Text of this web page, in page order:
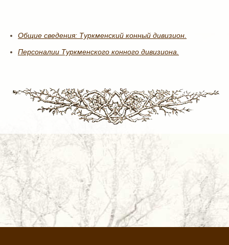
Общие сведения: Туркменский конный дивизион.
Персоналии Туркменского конного дивизиона.